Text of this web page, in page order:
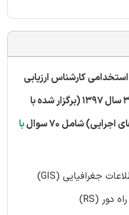
کارشناس ارزیابی
توان اکولوژیک سرزمین کد 326B سال 1397 (برگزار شده با
شامل 70 سوال
با